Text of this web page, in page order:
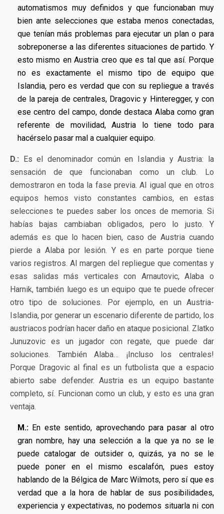
automatismos muy definidos y que funcionaban muy
bien ante selecciones que estaba menos conectadas,
que tenían más problemas para ejecutar un plan o para
sobreponerse a las diferentes situaciones de partido. Y
esto mismo en Austria creo que es tal que así. Porque
no es exactamente el mismo tipo de equipo que
Islandia, pero es verdad que con su repliegue a través
de la pareja de centrales, Dragovic y Hinteregger, y con
ese centro del campo, donde destaca Alaba como gran
referente de movilidad, Austria lo tiene todo para
hacérselo pasar mal a cualquier equipo.
D.: Es el denominador común en Islandia y Austria: la
sensación de que funcionaban como un club. Lo
demostraron en toda la fase previa. Al igual que en otros
equipos hemos visto constantes cambios, en estas
selecciones te puedes saber los onces de memoria. Si
habías bajas cambiaban obligados, pero lo justo. Y
además es que lo hacen bien, caso de Austria cuando
pierde a Alaba por lesión. Y es en parte porque tiene
varios registros. Al margen del repliegue que comentas y
esas salidas más verticales con Arnautovic, Alaba o
Harnik, también luego es un equipo que te puede ofrecer
otro tipo de soluciones. Por ejemplo, en un Austria-
Islandia, por generar un escenario diferente de partido, los
austriacos podrían hacer daño en ataque posicional. Zlatko
Junuzovic es un jugador con regate, que puede dar
soluciones. También Alaba… ¡Incluso los centrales!
Porque Dragovic al final es un futbolista que a espacio
abierto sabe defender. Austria es un equipo bastante
completo, sí. Funcionan como un club, y esto es una gran
ventaja.
M.: En este sentido, aprovechando para pasar al otro
gran nombre, hay una selección a la que ya no se le
puede catalogar de outsider o, quizás, ya no se le
puede poner en el mismo escalafón, pues estoy
hablando de la Bélgica de Marc Wilmots, pero sí que es
verdad que a la hora de hablar de sus posibilidades,
experiencia y expectativas, no podemos situarla ni con